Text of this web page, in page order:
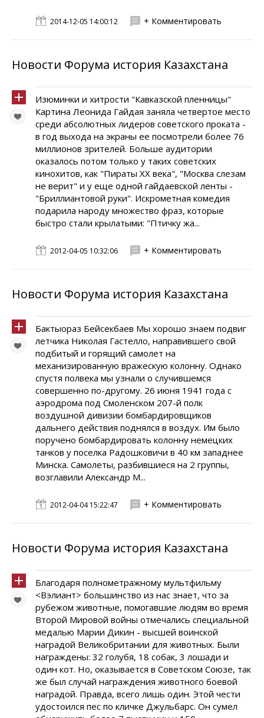
2014-12-05 14:00:12 + Комментировать
Новости Форума история Казахстана
Изюминки и хитрости "Кавказской пленницы"
Картина Леонида Гайдая заняла четвертое место
среди абсолютных лидеров советского проката -
в год выхода на экраны ее посмотрели более 76
миллионов зрителей. Больше аудитории
оказалось потом только у таких советских
кинохитов, как "Пираты ХХ века", "Москва слезам
не верит" и у еще одной гайдаевской ленты -
"Бриллиантовой руки". Искрометная комедия
подарила народу множество фраз, которые
быстро стали крылатыми: "Птичку жа...
2012-04-05 10:32:06 + Комментировать
Новости Форума история Казахстана
Бактыораз Бейсекбаев Мы хорошо знаем подвиг
летчика Николая Гастелло, направившего свой
подбитый и горящий самолет на
механизированную вражескую колонну. Однако
спустя полвека мы узнали о случившемся
совершенно по-другому. 26 июня 1941 года с
аэродрома под Смоленском 207-й полк
воздушной дивизии бомбардировщиков
дальнего действия поднялся в воздух. Им было
поручено бомбардировать колонну немецких
танков у поселка Радошковичи в 40 км западнее
Минска. Самолеты, разбившиеся на 2 группы,
возглавили Александр М...
2012-04-04 15:22:47 + Комментировать
Новости Форума история Казахстана
Благодаря полнометражному мультфильму
<Вэлиант> большинство из нас знает, что за
рубежом животные, помогавшие людям во время
Второй Мировой войны отмечались специальной
медалью Марии Дикин - высшей воинской
наградой Великобритании для животных. Были
награждены: 32 голубя, 18 собак, 3 лошади и
один кот. Но, оказывается в Советском Союзе, так
же был случай награждения животного боевой
наградой. Правда, всего лишь один. Этой чести
удостоился пес по кличке Джульбарс. Он сумел